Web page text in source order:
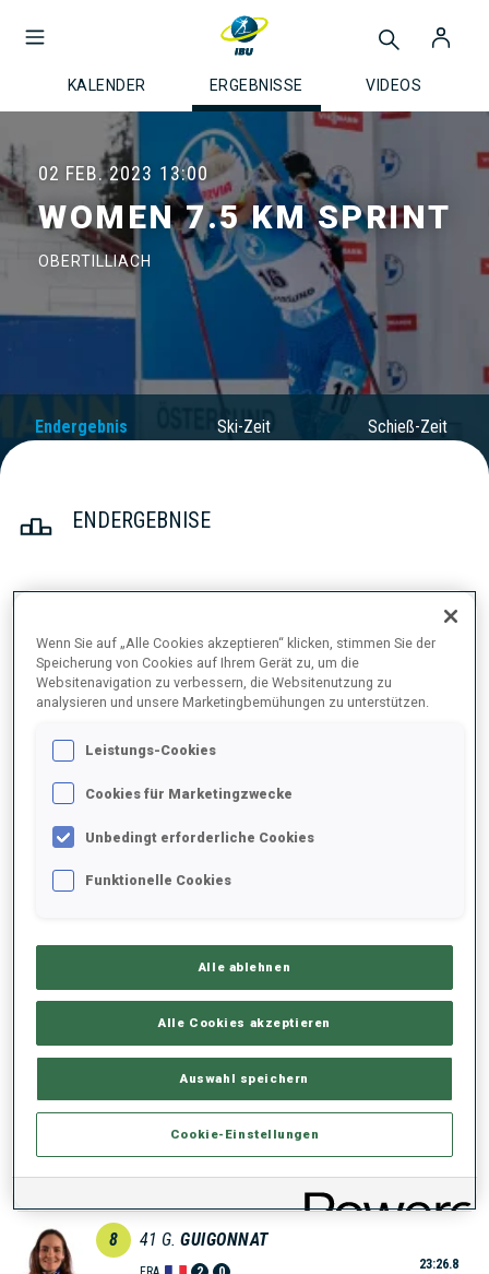
KALENDER ERGEBNISSE VIDEOS
02 FEB. 2023 13:00
WOMEN 7.5 KM SPRINT
OBERTILLIACH
Endergebnis Ski-Zeit Schieß-Zeit
ENDERGEBNISE
SWE 0 0 22:16.8
2 42 S. CHAUVEAU
0
3 44 L. METTLER
SUI 0
4 16 P. BOTET
TACHIZAKI
23:10.3
6 59 J. FRUEHWIRT
+53.6
7 30 S. GROTIAN
23:23.7
8 41 G. GUIGONNAT
23:26.8
Wenn Sie auf „Alle Cookies akzeptieren“ klicken, stimmen Sie der
Speicherung von Cookies auf Ihrem Gerät zu, um die
Websitenavigation zu verbessern, die Websitenutzung zu
analysieren und unsere Marketingbemühungen zu unterstützen.
Leistungs-Cookies
Cookies für Marketingzwecke
Unbedingt erforderliche Cookies
Funktionelle Cookies
Alle ablehnen
Alle Cookies akzeptieren
Auswahl speichern
Cookie-Einstellungen